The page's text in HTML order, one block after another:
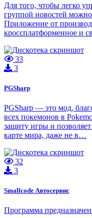
Для того, чтобы легко
группой новостей
Приложение от
кроссплатформенное и
33
3
PGSharp
PGSharp — это мод,
всех покемонов в
защиту игры и
карте мира, даже не в…
32
3
Smallcode Автосервис
Программа